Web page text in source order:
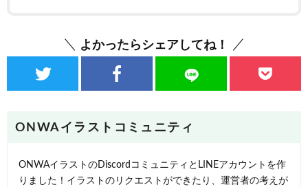
よかったらシェアしてね！
ONWAイラストコミュニティ
ONWAイラストのDiscordコミュニティとLINEアカウントを作
りました！イラストのリクエストができたり、運営者の考えが